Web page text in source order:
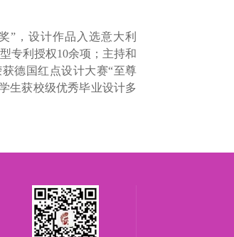
”，设计作品入选意大利
专利授权10余项；主持和
德国红点设计大赛“至尊
生获校级优秀毕业设计多